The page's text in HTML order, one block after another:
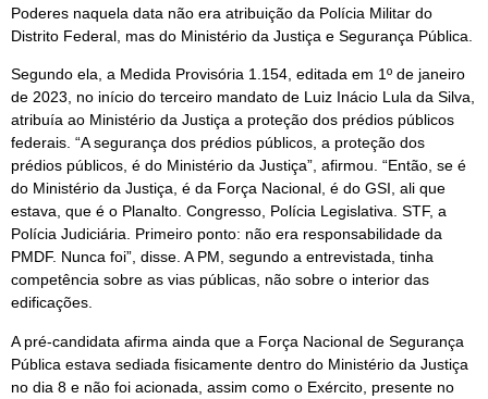
Poderes naquela data não era atribuição da Polícia Militar do
Distrito Federal, mas do Ministério da Justiça e Segurança Pública.
Segundo ela, a Medida Provisória 1.154, editada em 1º de janeiro
de 2023, no início do terceiro mandato de Luiz Inácio Lula da Silva,
atribuía ao Ministério da Justiça a proteção dos prédios públicos
federais. “A segurança dos prédios públicos, a proteção dos
prédios públicos, é do Ministério da Justiça”, afirmou. “Então, se é
do Ministério da Justiça, é da Força Nacional, é do GSI, ali que
estava, que é o Planalto. Congresso, Polícia Legislativa. STF, a
Polícia Judiciária. Primeiro ponto: não era responsabilidade da
PMDF. Nunca foi”, disse. A PM, segundo a entrevistada, tinha
competência sobre as vias públicas, não sobre o interior das
edificações.
A pré-candidata afirma ainda que a Força Nacional de Segurança
Pública estava sediada fisicamente dentro do Ministério da Justiça
no dia 8 e não foi acionada, assim como o Exército, presente no